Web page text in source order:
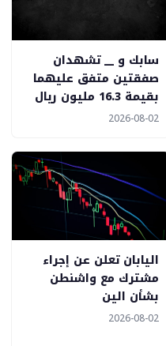
سابك و __ تشهدان
صفقتين متفق عليهما
بقيمة 16.3 مليون ريال
2026-08-02
اليابان تعلن عن إجراء
مشترك مع واشنطن
بشأن الين
2026-08-02